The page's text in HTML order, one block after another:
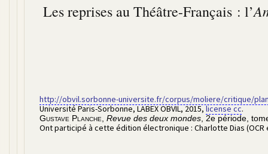
Les reprises au Théâtre-Français : l’
http://obvil.sorbonne-universite.fr/corpus/moliere/critique/
Université Paris-Sorbonne, LABEX OBVIL,2015,license cc.
Gustave Planche Revue des deux mondes 2e période,
Ont participé à cette édition électronique : Charlotte Dias